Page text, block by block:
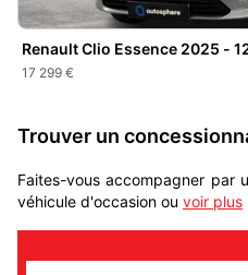
Renault
17 299 €
Trouver un
Faites-vous accompagner par
véhicule d'occasion ou voir plus